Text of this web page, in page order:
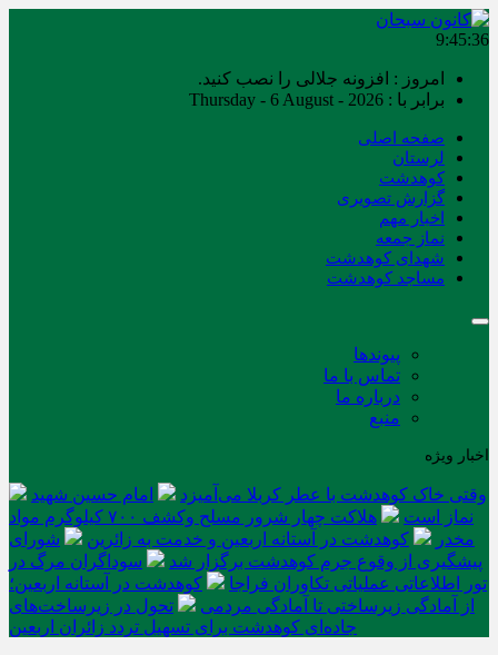
9:45:36
امروز : افزونه جلالی را نصب کنید.
برابر با : Thursday - 6 August - 2026
صفحه اصلی
لرستان
کوهدشت
گزارش تصویری
اخبار مهم
نماز جمعه
شهدای کوهدشت
مساجد کوهدشت
پیوندها
تماس با ما
درباره ما
منبع
اخبار ویژه
وقتی خاک کوهدشت با عطر کربلا می‌آمیزد
امام حسین شهید
نماز است
هلاکت چهار شرور مسلح وکشف ۷۰۰ کیلوگرم مواد
مخدر
کوهدشت در آستانه اربعین و خدمت‌ به زائرین
شورای
پیشگیری از وقوع جرم کوهدشت برگزار شد
سوداگران مرگ در
تور اطلاعاتی عملیاتی تکاوران فراجا
کوهدشت در آستانه اربعین؛
از آمادگی زیرساختی تا آمادگی مردمی
تحول در زیرساخت‌های
جاده‌ای کوهدشت برای تسهیل تردد زائران اربعین